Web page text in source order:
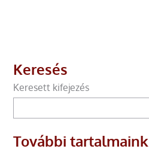
Keresés
Keresett kifejezés
További tartalmaink